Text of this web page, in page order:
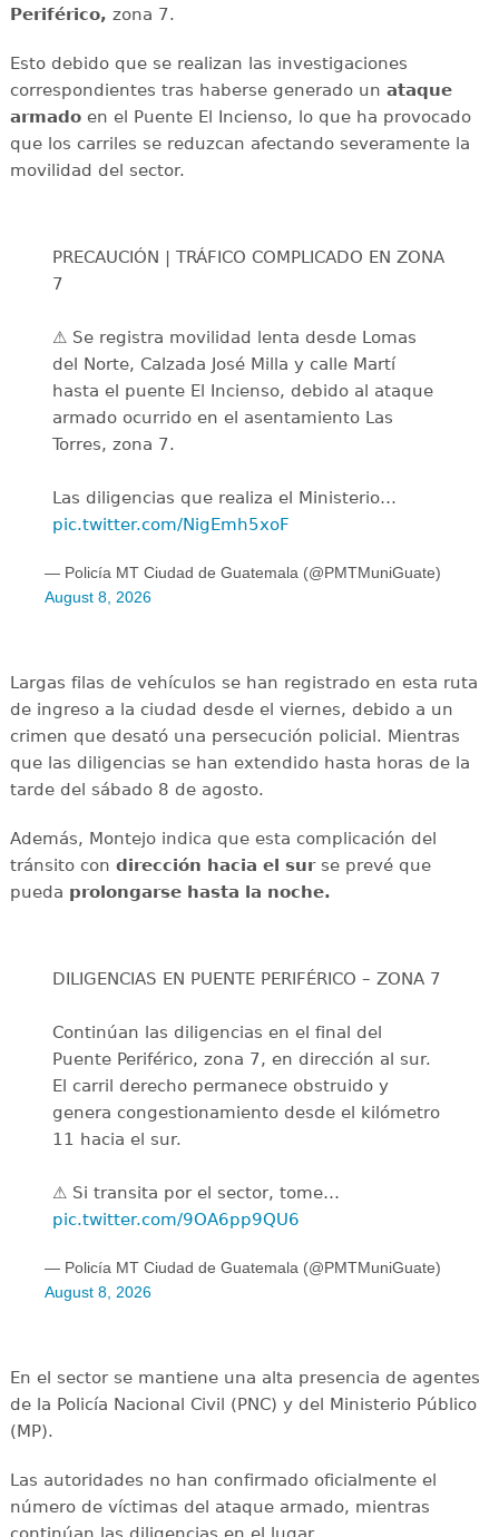
Periférico, zona 7.
Esto debido que se realizan las investigaciones
correspondientes tras haberse generado un ataque
armadoen el Puente El Incienso, lo que ha provocado
que los carriles se reduzcan afectando severamente la
movilidad del sector.
PRECAUCIÓN | TRÁFICO COMPLICADO EN ZONA
7
⚠️ Se registra movilidad lenta desde Lomas
del Norte, Calzada José Milla y calle Martí
hasta el puente El Incienso, debido al ataque
armado ocurrido en el asentamiento Las
Torres, zona 7.
Las diligencias que realiza el Ministerio…
pic.twitter.com/NigEmh5xoF
— Policía MT Ciudad de Guatemala (@PMTMuniGuate)
August 8, 2026
Largas filas de vehículos se han registrado en esta ruta
de ingreso a la ciudad desde el viernes, debido a un
crimen que desató una persecución policial. Mientras
que las diligencias se han extendido hasta horas de la
tarde del sábado 8 de agosto.
Además, Montejo indica que esta complicación del
tránsito con dirección hacia el surse prevé que
pueda prolongarse hasta la noche.
DILIGENCIAS EN PUENTE PERIFÉRICO – ZONA 7
Continúan las diligencias en el final del
Puente Periférico, zona 7, en dirección al sur.
El carril derecho permanece obstruido y
genera congestionamiento desde el kilómetro
11 hacia el sur.
⚠️ Si transita por el sector, tome…
pic.twitter.com/9OA6pp9QU6
— Policía MT Ciudad de Guatemala (@PMTMuniGuate)
August 8, 2026
En el sector se mantiene una alta presencia de agentes
de la Policía Nacional Civil (PNC) y del Ministerio Público
(MP).
Las autoridades no han confirmado oficialmente el
número de víctimas del ataque armado, mientras